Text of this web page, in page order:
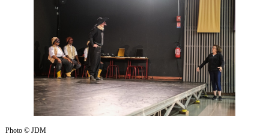
Photo © JDM